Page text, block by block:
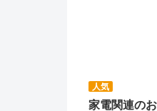
人気
家電関連の